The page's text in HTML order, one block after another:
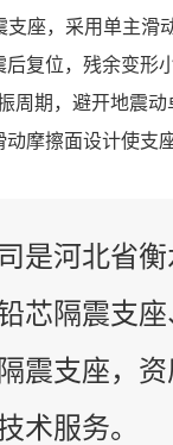
座，采用单主滑
复位，残余变形
周期，避开地震
摩擦面设计使支
是河北省
芯隔震支
震支座，
术服务。